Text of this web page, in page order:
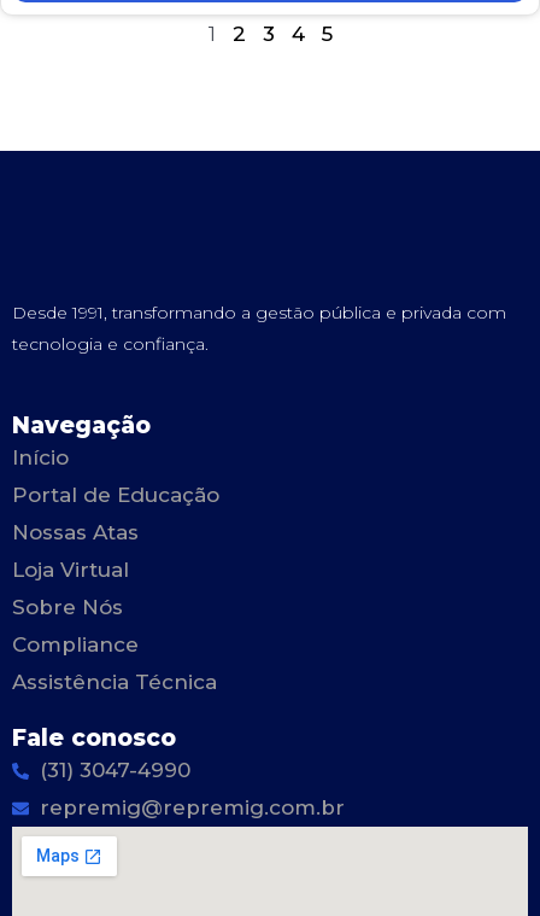
1 2 3 4 5
Desde 1991, transformando a gestão pública e privada com
tecnologia e confiança.
Navegação
Início
Portal de Educação
Nossas Atas
Loja Virtual
Sobre Nós
Compliance
Assistência Técnica
Fale conosco
(31) 3047-4990
repremig@repremig.com.br